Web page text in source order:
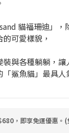
貓福珊迪」，
可愛樣貌，
裝與各種躺躺，
鯊魚貓」最具
，即享免運優惠。(